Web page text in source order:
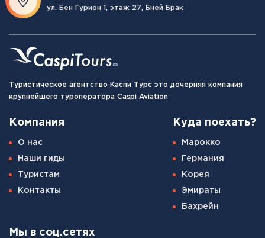
ул. Бен Гурион 1, этаж 27, Бней Брак
Туристическое агентство Каспи Турс это дочерняя компания
крупнейшего туроператора Caspi Aviation
Компания
О нас
Наши гиды
Туристам
Контакты
Куда поехать?
Марокко
Германия
Корея
Эмираты
Бахрейн
Мы в соц.сетях